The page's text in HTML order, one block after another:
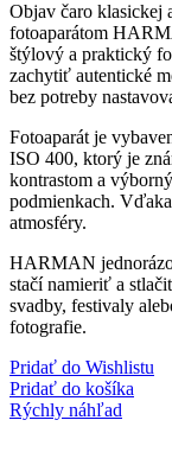
Objav čaro klasickej
fotoaparátom
štýlový a praktický
zachytiť autentické
bez potreby
Fotoaparát je
ISO 400, ktorý je
kontrastom a
podmienkach.
atmosféry.
HARMAN
stačí namieriť a
svadby, festivaly
fotografie.
Pridať do Wishlistu
Pridať do košíka
Rýchly náhľad